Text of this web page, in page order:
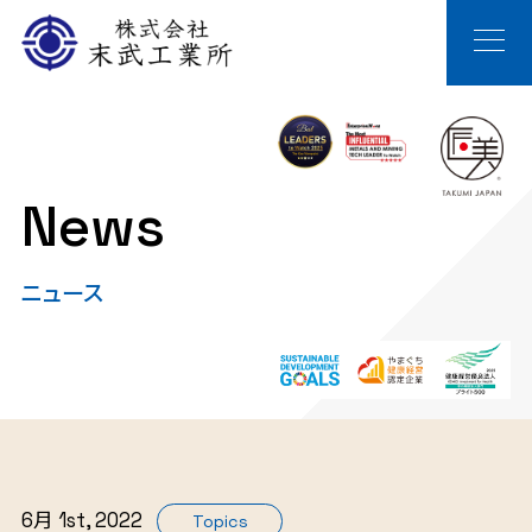
News
ニュース
6月 1st, 2022 Topics